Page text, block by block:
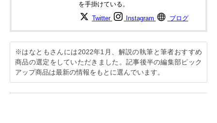
を手掛けている。
Twitter Instagram ブログ
※はなともさんには2022年1月、解説の執筆と筆者おすすめ
商品の選定をしていただきました。記事後半の編集部ピック
アップ商品は最新の情報をもとに選んでいます。